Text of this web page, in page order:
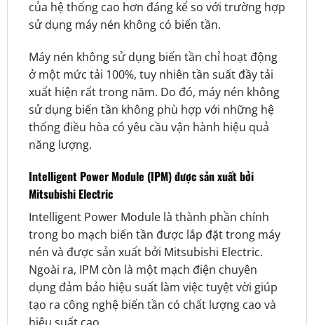
của hệ thống cao hơn đáng kể so với trường hợp
sử dụng máy nén không có biến tần.
Máy nén không sử dụng biến tần chỉ hoạt động
ở một mức tải 100%, tuy nhiên tần suất đầy tải
xuất hiện rất trong năm. Do đó, máy nén không
sử dụng biến tần không phù hợp với những hệ
thống điều hòa có yêu cầu vận hành hiệu quả
năng lượng.
Intelligent Power Module (IPM) được sản xuất bởi
Mitsubishi Electric
Intelligent Power Module là thành phần chính
trong bo mạch biến tần được lắp đặt trong máy
nén và được sản xuất bởi Mitsubishi Electric.
Ngoài ra, IPM còn là một mạch điện chuyên
dụng đảm bảo hiệu suất làm việc tuyệt vời giúp
tạo ra công nghệ biến tần có chất lượng cao và